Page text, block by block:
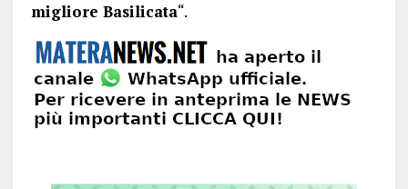
migliore Basilicata“.